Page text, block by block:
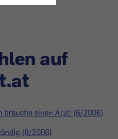
auf
brauche einen Arzt! (6/2006)
(8/2006)